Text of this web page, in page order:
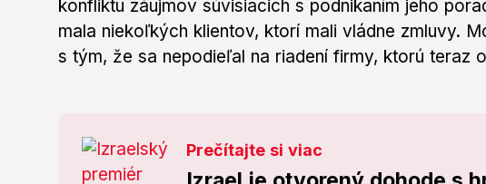
konfliktu záujmov súvisiacich s podnikaním jeho
mala niekoľkých klientov, ktorí mali vládne zmluvy.
s tým, že sa nepodieľal na riadení firmy, ktorú teraz
Prečítajte si viac